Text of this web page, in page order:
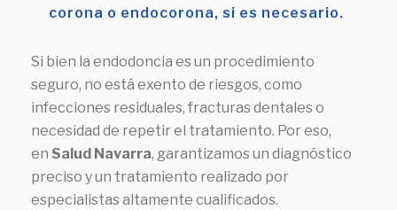
corona o endocorona, si es necesario.
Si bien la endodoncia es un procedimiento
seguro, no está exento de riesgos, como
infecciones residuales, fracturas dentales o
necesidad de repetir el tratamiento. Por eso,
en Salud Navarra, garantizamos un diagnóstico
preciso y un tratamiento realizado por
especialistas altamente cualificados.